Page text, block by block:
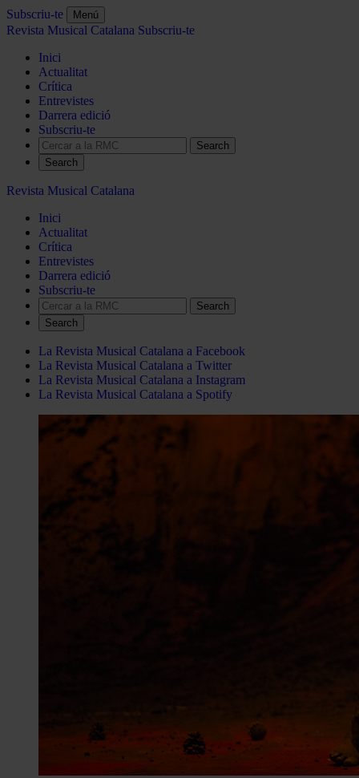
Subscriu-te Menú
Revista Musical Catalana Subscriu-te
Inici
Actualitat
Crítica
Entrevistes
Darrera edició
Subscriu-te
Search
Revista Musical Catalana
Inici
Actualitat
Crítica
Entrevistes
Darrera edició
Subscriu-te
Search
La Revista Musical Catalana a Facebook
La Revista Musical Catalana a Twitter
La Revista Musical Catalana a Instagram
La Revista Musical Catalana a Spotify